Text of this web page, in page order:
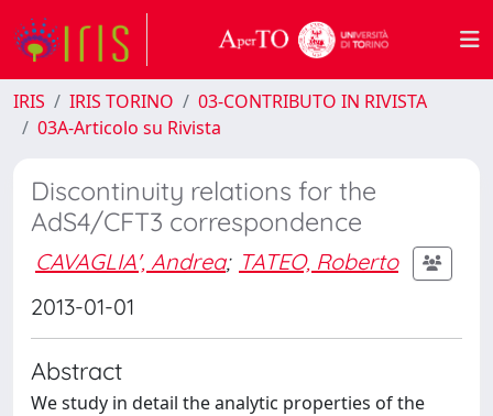
IRIS IRIS TORINO
03-CONTRIBUTO IN RIVISTA
03A-Articolo su Rivista
Discontinuity relations for the
AdS4/CFT3 correspondence
CAVAGLIA', Andrea; TATEO, Roberto
2013-01-01
Abstract
We study in detail the analytic properties of the